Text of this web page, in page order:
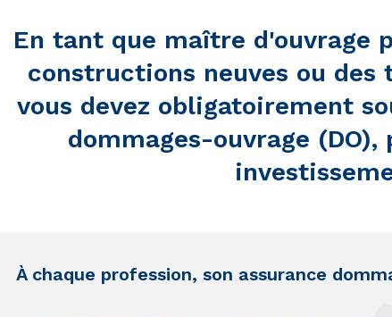
En tant que maître d'ouvrage
constructions neuves ou des
vous devez obligatoirement
dommages-ouvrage (DO),
À chaque profession, son assurance